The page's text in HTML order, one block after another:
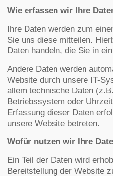
Wie erfassen wir Ihre
Ihre Daten werden zum
Sie uns diese mitteilen.
Daten handeln, die Sie in
Andere Daten werden
Website durch unsere IT-
allem technische Daten
Betriebssystem oder
Erfassung dieser Daten
unsere Website betreten.
Wofür nutzen wir Ihre
Ein Teil der Daten wird
Bereitstellung der Website